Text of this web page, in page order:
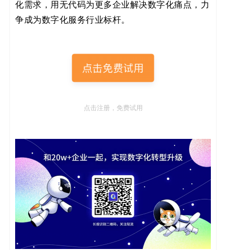
化需求，用无代码为更多企业解决数字化痛点，力
争成为数字化服务行业标杆。
点击注册，免费试用